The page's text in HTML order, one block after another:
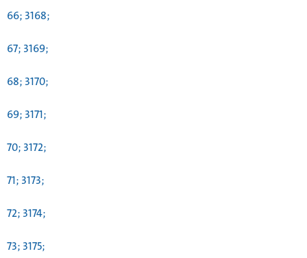
66; 3168;
67; 3169;
68; 3170;
69; 3171;
70; 3172;
71; 3173;
72; 3174;
73; 3175;